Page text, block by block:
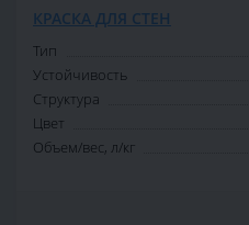
КРАСКА ДЛЯ СТЕН
Тип
Устойчивость
Структура
Цвет
Объем/вес, л/кг